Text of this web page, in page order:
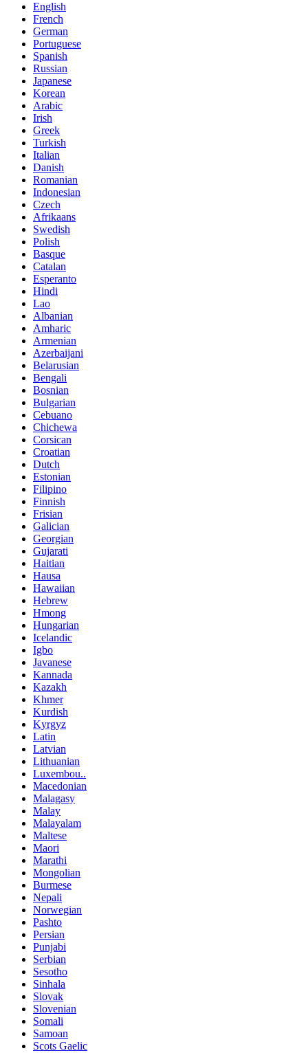
English
French
German
Portuguese
Spanish
Russian
Japanese
Korean
Arabic
Irish
Greek
Turkish
Italian
Danish
Romanian
Indonesian
Czech
Afrikaans
Swedish
Polish
Basque
Catalan
Esperanto
Hindi
Lao
Albanian
Amharic
Armenian
Azerbaijani
Belarusian
Bengali
Bosnian
Bulgarian
Cebuano
Chichewa
Corsican
Croatian
Dutch
Estonian
Filipino
Finnish
Frisian
Galician
Georgian
Gujarati
Haitian
Hausa
Hawaiian
Hebrew
Hmong
Hungarian
Icelandic
Igbo
Javanese
Kannada
Kazakh
Khmer
Kurdish
Kyrgyz
Latin
Latvian
Lithuanian
Luxembou..
Macedonian
Malagasy
Malay
Malayalam
Maltese
Maori
Marathi
Mongolian
Burmese
Nepali
Norwegian
Pashto
Persian
Punjabi
Serbian
Sesotho
Sinhala
Slovak
Slovenian
Somali
Samoan
Scots Gaelic